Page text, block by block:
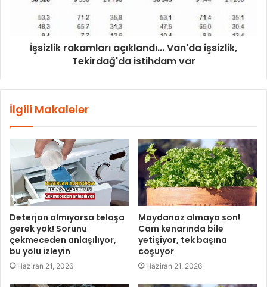
İşsizlik rakamları açıklandı... Van'da işsizlik,
Tekirdağ'da istihdam var
İlgili Makaleler
Deterjan almıyorsa telaşa
gerek yok! Sorunu
çekmeceden anlaşılıyor,
bu yolu izleyin
Haziran 21, 2026
Maydanoz almaya son!
Cam kenarında bile
yetişiyor, tek başına
coşuyor
Haziran 21, 2026